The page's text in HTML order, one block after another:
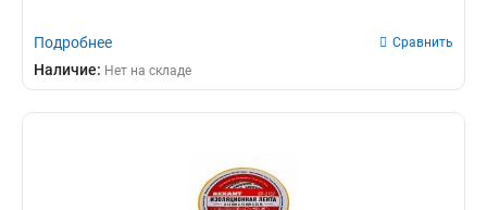
Подробнее Сравнить
Наличие: Нет на складе